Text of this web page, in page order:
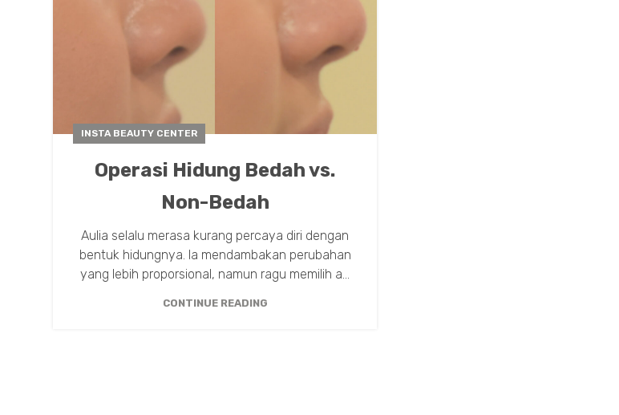
INSTA BEAUTY CENTER
Operasi Hidung Bedah vs.
Non-Bedah
Aulia selalu merasa kurang percaya diri dengan
bentuk hidungnya. Ia mendambakan perubahan
yang lebih proporsional, namun ragu memilih a...
CONTINUE READING